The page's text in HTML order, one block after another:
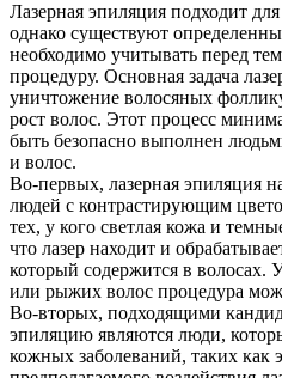
Лазерная эпиляция подходит
однако существуют
необходимо учитывать перед
процедуру. Основная задача
уничтожение волосяных
рост волос. Этот процесс
быть безопасно выполнен
и волос.
Во-первых, лазерная эпиляция
людей с контрастирующим
тех, у кого светлая кожа и
что лазер находит и
который содержится в волосах.
или рыжих волос процедура
Во-вторых, подходящими
эпиляцию являются люди,
кожных заболеваний, таких как